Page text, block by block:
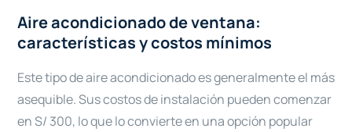
Aire acondicionado de ventana:
características y costos mínimos
Este tipo de aire acondicionado es generalmente el más
asequible. Sus costos de instalación pueden comenzar
en S/ 300, lo que lo convierte en una opción popular